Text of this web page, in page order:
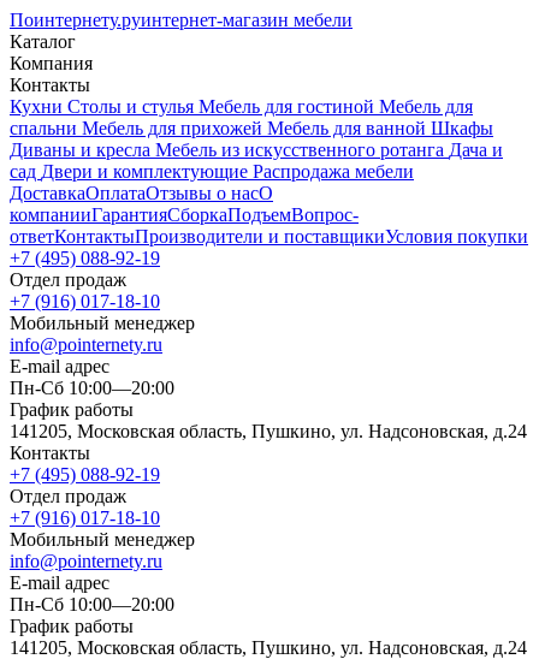
Поинтернету.руинтернет-магазин мебели
Каталог
Компания
Контакты
Кухни Столы и стулья Мебель для гостиной Мебель для
спальни Мебель для прихожей Мебель для ванной Шкафы
Диваны и кресла Мебель из искусственного ротанга Дача и
сад Двери и комплектующие Распродажа мебели
ДоставкаОплатаОтзывы о насО
компанииГарантияСборкаПодъемВопрос-
ответКонтактыПроизводители и поставщикиУсловия покупки
+7 (495) 088-92-19
Отдел продаж
+7 (916) 017-18-10
Мобильный менеджер
info@pointernety.ru
E-mail адрес
Пн-Сб 10:00—20:00
График работы
141205, Московская область, Пушкино, ул. Надсоновская, д.24
Контакты
+7 (495) 088-92-19
Отдел продаж
+7 (916) 017-18-10
Мобильный менеджер
info@pointernety.ru
E-mail адрес
Пн-Сб 10:00—20:00
График работы
141205, Московская область, Пушкино, ул. Надсоновская, д.24